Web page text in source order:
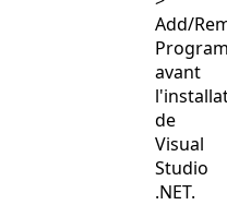
Add/
avant
de
Visual
Studio
.NET.